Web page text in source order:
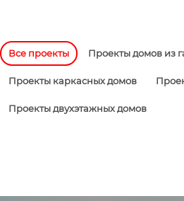
Все проекты Проекты домов из
Проекты каркасных домов
Проекты двухэтажных домов